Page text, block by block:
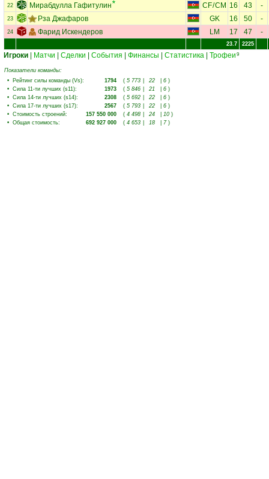
22 Мирабдулла Гафитулин CF/CM 16 43 -
23 Рза Джафаров GK 16 50 -
24 Фарид Искендеров LM 17 47 -
23.7 2225
Игроки Матчи Сделки События Финансы Статистика Трофеи 9
Показатели команды:
• Рейтинг силы команды (Vs): 1794 ( 5 773 22 6 )
• Сила 11-ти лучших (s11): 1973 ( 5 846 21 6 )
• Сила 14-ти лучших (s14): 2308 ( 5 692 22 6 )
• Сила 17-ти лучших (s17): 2567 ( 5 793 22 6 )
• Стоимость строений: 157 550 000 ( 4 498 24 10 )
• Общая стоимость: 692 927 000 ( 4 653 18 7 )